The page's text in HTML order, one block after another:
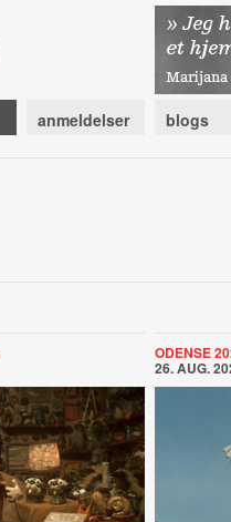
anmeldelser blogs
ODENSE
26. AUG.